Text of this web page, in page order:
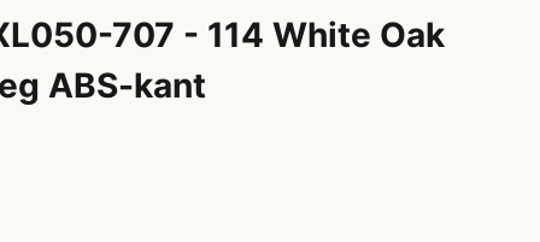
707 - 114 White Oak
ABS-kant